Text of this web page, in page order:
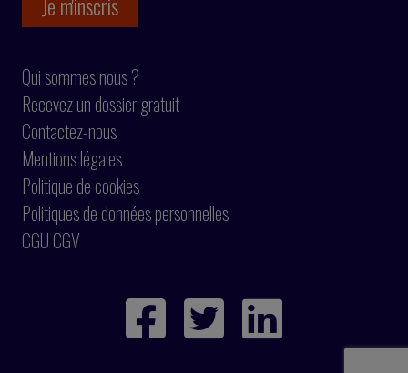
Qui sommes nous ?
Recevez un dossier gratuit
Contactez-nous
Mentions légales
Politique de cookies
Politiques de données personnelles
CGU CGV